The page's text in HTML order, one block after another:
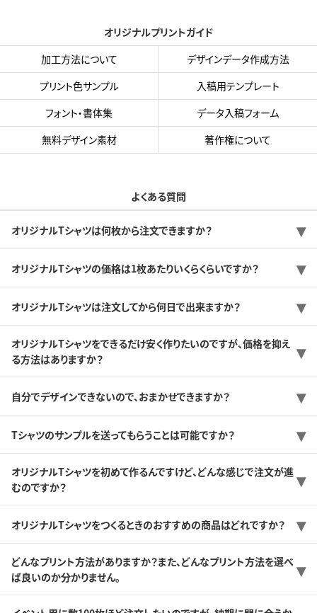
オリジナルプリントガイド
加工方法について
デザインデータ作成方法
プリント色サンプル
入稿用テンプレート
フォント・書体集
データ入稿フォーム
無料デザイン素材
著作権について
よくある質問
オリジナルTシャツは何枚から注文できますか？
オリジナルTシャツの価格は1枚あたりいくらくらいですか？
オリジナルTシャツは注文してから何日で出来ますか？
オリジナルTシャツをできるだけ安く作りたいのですが、価格を抑え
る方法はありますか？
自分でデザインできないので、おまかせできますか？
Tシャツのサンプルを送ってもらうことは可能ですか？
オリジナルTシャツを初めて作るんですけど、どんな感じで注文が進
むのですか？
オリジナルTシャツをつくるときのおすすめの商品はどれですか？
どんなプリント方法がありますか？また、どんなプリント方法を選べ
ば良いのか分かりません。